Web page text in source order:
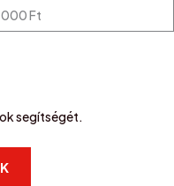
Ft
segítségét.